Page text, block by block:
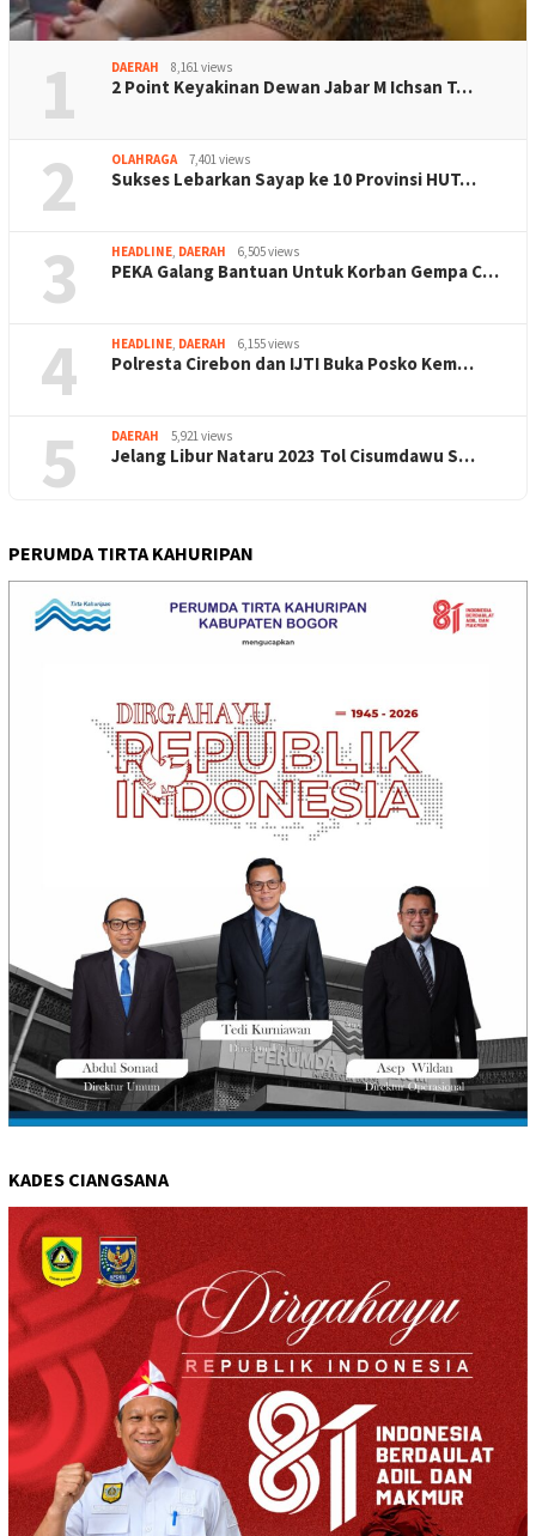
1 DAERAH 8,161 views
2 Point Keyakinan Dewan Jabar M Ichsan T…
2 OLAHRAGA 7,401 views
Sukses Lebarkan Sayap ke 10 Provinsi HUT…
3 HEADLINE DAERAH 6,505 views
PEKA Galang Bantuan Untuk Korban Gempa C…
4 HEADLINE DAERAH 6,155 views
Polresta Cirebon dan IJTI Buka Posko Kem…
5 DAERAH 5,921 views
Jelang Libur Nataru 2023 Tol Cisumdawu S…
PERUMDA TIRTA KAHURIPAN
KADES CIANGSANA